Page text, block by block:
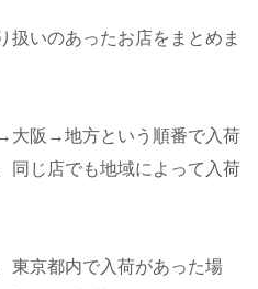
扱いのあったお店をまとめま
大阪→地方という順番で入荷
同じ店でも地域によって入荷
東京都内で入荷があった場